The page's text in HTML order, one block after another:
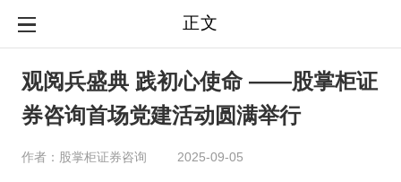
正文
观阅兵盛典 践初心使命 ——股掌柜证
券咨询首场党建活动圆满举行
作者：股掌柜证券咨询 2025-09-05